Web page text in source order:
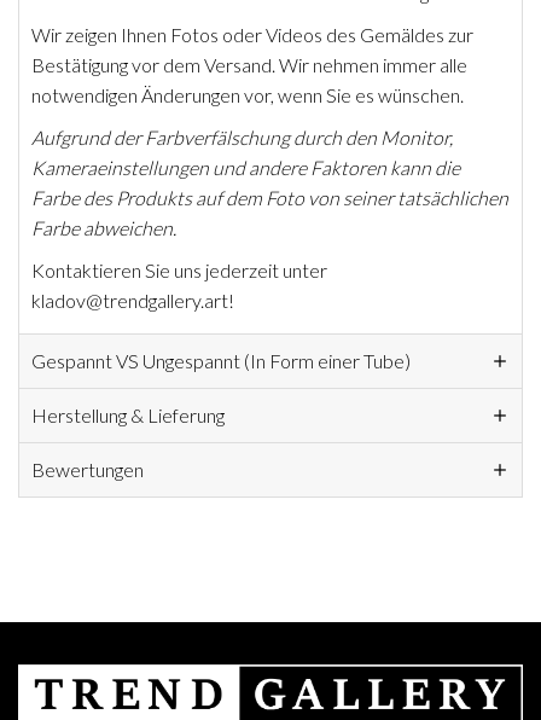
Wir zeigen Ihnen Fotos oder Videos des Gemäldes zur
Bestätigung vor dem Versand. Wir nehmen immer alle
notwendigen Änderungen vor, wenn Sie es wünschen.
Aufgrund der Farbverfälschung durch den Monitor,
Kameraeinstellungen und andere Faktoren kann die
Farbe des Produkts auf dem Foto von seiner tatsächlichen
Farbe abweichen.
Kontaktieren Sie uns jederzeit unter
kladov@trendgallery.art!
Gespannt VS Ungespannt (In Form einer Tube)
Herstellung & Lieferung
Bewertungen